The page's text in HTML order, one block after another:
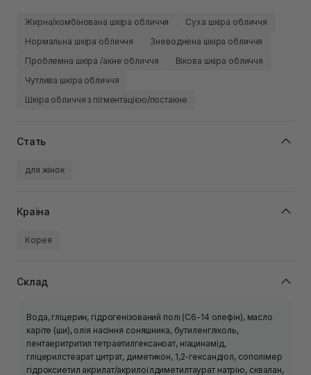
Жирна/комбінована шкіра обличчя
Суха шкіра обличчя
Нормальна шкіра обличчя
Зневоднена шкіра обличчя
Проблемна шкіра /акне обличчя
Вікова шкіра обличчя
Чутлива шкіра обличчя
Шкіра обличчя з пігментацією/постакне
Стать
для жінок
Країна
Корея
Склад
Вода, гліцерин, гідрогенізований полі (C6-14 олефін), масло
каріте (ши), олія насіння соняшника, бутиленгліколь,
пентаеритритил тетраетилгексаноат, ніацинамід,
гліцерилстеарат цитрат, диметикон, 1,2-гександіол, сополімер
гідроксиетил акрилат/акрилоїлдиметилтаурат натрію, сквалан,